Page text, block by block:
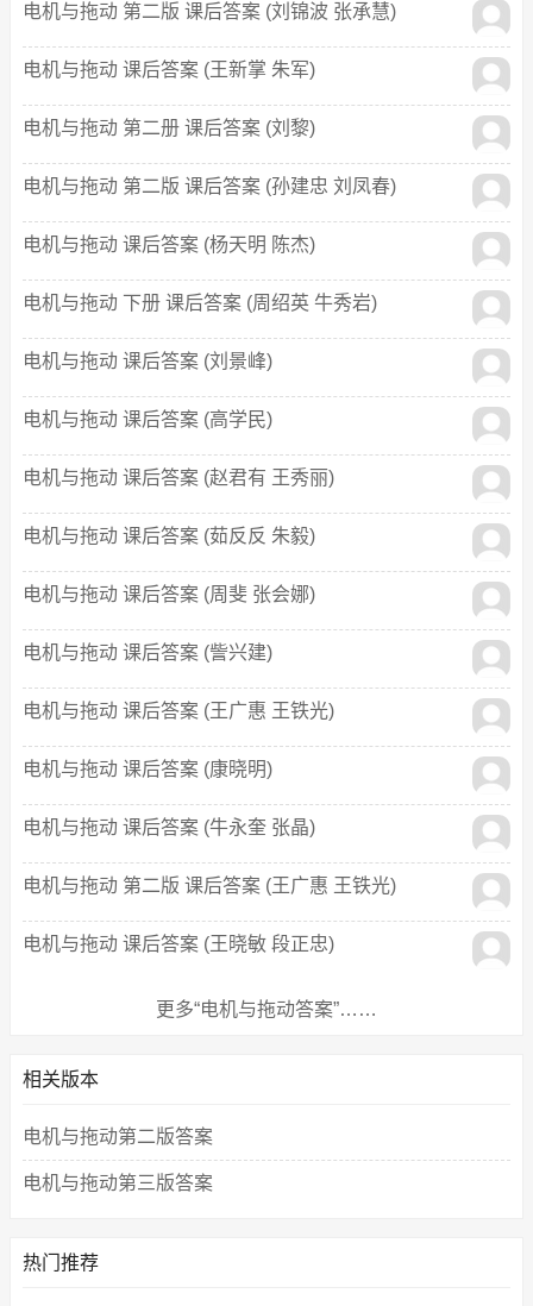
电机与拖动 第二版 课后答案 (刘锦波 张承慧)
电机与拖动 课后答案 (王新掌 朱军)
电机与拖动 第二册 课后答案 (刘黎)
电机与拖动 第二版 课后答案 (孙建忠 刘凤春)
电机与拖动 课后答案 (杨天明 陈杰)
电机与拖动 下册 课后答案 (周绍英 牛秀岩)
电机与拖动 课后答案 (刘景峰)
电机与拖动 课后答案 (高学民)
电机与拖动 课后答案 (赵君有 王秀丽)
电机与拖动 课后答案 (茹反反 朱毅)
电机与拖动 课后答案 (周斐 张会娜)
电机与拖动 课后答案 (訾兴建)
电机与拖动 课后答案 (王广惠 王铁光)
电机与拖动 课后答案 (康晓明)
电机与拖动 课后答案 (牛永奎 张晶)
电机与拖动 第二版 课后答案 (王广惠 王铁光)
电机与拖动 课后答案 (王晓敏 段正忠)
更多“电机与拖动答案”……
相关版本
电机与拖动第二版答案
电机与拖动第三版答案
热门推荐